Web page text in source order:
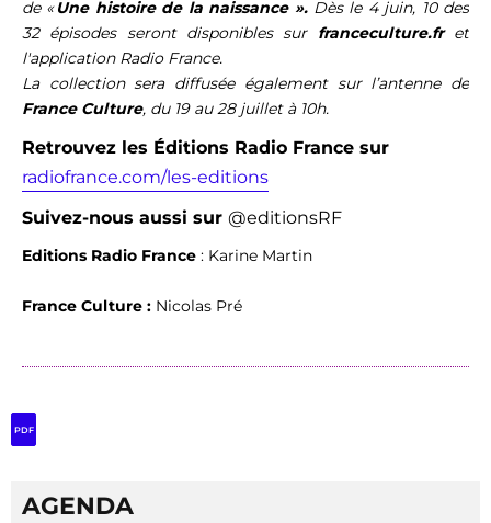
de «Une histoire de la naissance ». Dès le 4 juin, 10 des
32 épisodes seront disponibles sur franceculture.fret
l'application Radio France.
La collection sera diffusée également sur l’antenne de
France Culture, du 19 au 28 juillet à 10h.
Retrouvez les Éditions Radio France sur
radiofrance.com/les-editions
Suivez-nous aussi sur @editionsRF
Editions Radio France : Karine Martin
France Culture : Nicolas Pré
PDF
AGENDA